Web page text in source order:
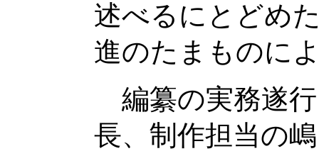
述べるにとどめ
進のたまものに
編纂の実務遂行
長、制作担当の